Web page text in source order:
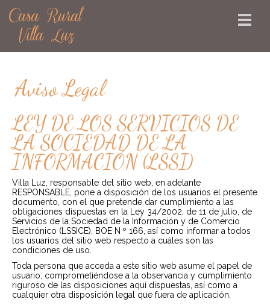
Aviso Legal
LEY DE LOS SERVICIOS DE
LA SOCIEDAD DE LA
INFORMACIÓN (LSSI)
Villa Luz, responsable del sitio web, en adelante
RESPONSABLE, pone a disposición de los usuarios el presente
documento, con el que pretende dar cumplimiento a las
obligaciones dispuestas en la Ley 34/2002, de 11 de julio, de
Servicios de la Sociedad de la Información y de Comercio
Electrónico (LSSICE), BOE N º 166, así como informar a todos
los usuarios del sitio web respecto a cuáles son las
condiciones de uso.
Toda persona que acceda a este sitio web asume el papel de
usuario, comprometiéndose a la observancia y cumplimiento
riguroso de las disposiciones aquí dispuestas, así como a
cualquier otra disposición legal que fuera de aplicación.